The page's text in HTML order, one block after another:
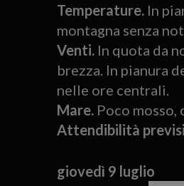
Temperature.In
montagna senza
Venti.In quota da
brezza. In pianura
nelle ore centrali.
Mare.Poco mosso,
Attendibilità
giovedì 9 luglio